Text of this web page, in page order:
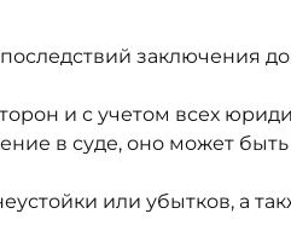
заключения
и с учетом всех
в суде, оно может
или убытков, а